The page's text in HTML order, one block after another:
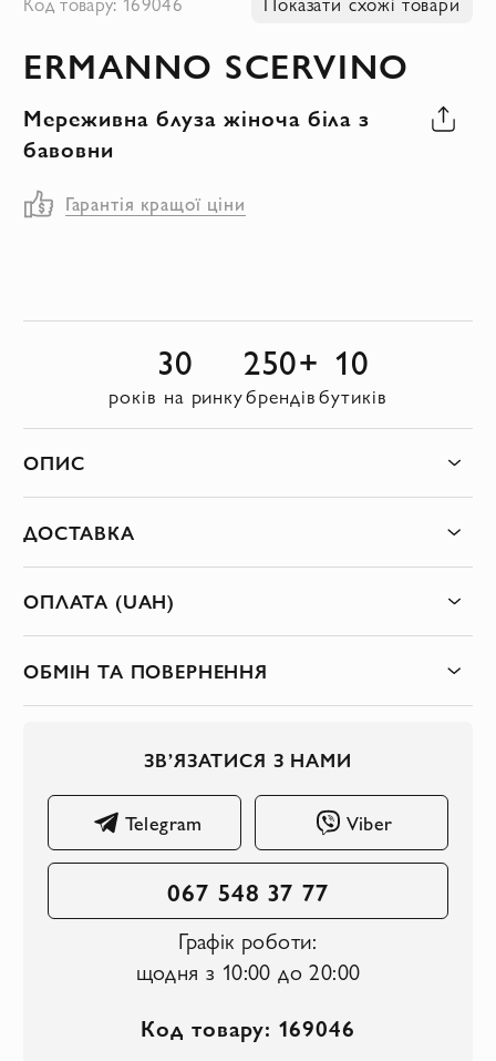
початку
зображень
ERMANNO SCERVINO
Мереживна блуза жіноча біла з
бавовни
Гарантія кращої ціни
30
років на ринку
250+
брендів
10
бутиків
ОПИС
ДОСТАВКА
ОПЛАТА (UAH)
ОБМІН ТА ПОВЕРНЕННЯ
ЗВ’ЯЗАТИСЯ З НАМИ
Telegram Viber
067 548 37 77
Графік роботи:
щодня з 10:00 до 20:00
Код товару: 169046